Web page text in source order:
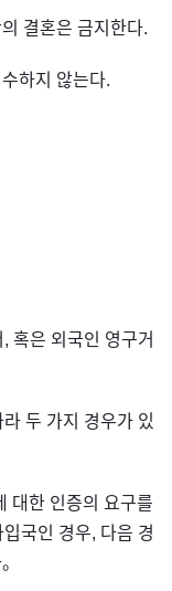
결혼은 금지한다.
하지 않는다.
혹은 외국인 영구거
두 가지 경우가 있
대한 인증의 요구를
국인 경우, 다음 경